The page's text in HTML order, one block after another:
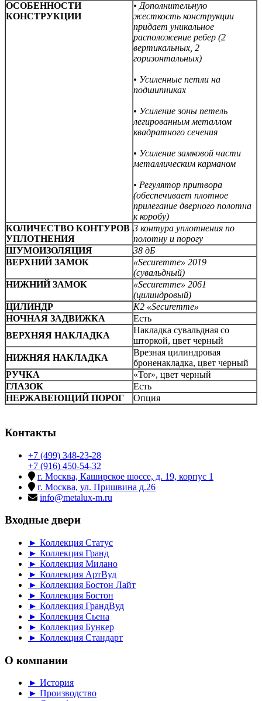
ОСОБЕННОСТИ
КОНСТРУКЦИИ
• Дополнительную
жесткость конструкции
придает уникальное
расположение ребер (2
вертикальных, 2
горизонтальных)
• Усиленные петли на
подшипниках
• Усиление зоны петель
легированным металлом
квадратного сечения
• Усиление замковой части
металлическим карманом
• Регулятор притвора
(обеспечивает плотное
прилегание дверного полотна
к коробу)
КОЛИЧЕСТВО КОНТУРОВ
УПЛОТНЕНИЯ
3 контура уплотнения по
полотну и порогу
ШУМОИЗОЛЯЦИЯ
38 дБ
ВЕРХНИЙ ЗАМОК
«Securemme» 2019
(сувальдный)
НИЖНИЙ ЗАМОК
«Securemme» 2061
(цилиндровый)
ЦИЛИНДР
К2 «Securemme»
НОЧНАЯ ЗАДВИЖКА
Есть
ВЕРХНЯЯ НАКЛАДКА
Накладка сувальдная со
шторкой, цвет черный
НИЖНЯЯ НАКЛАДКА
Врезная цилиндровая
броненакладка, цвет черный
РУЧКА
«Tor», цвет черный
ГЛАЗОК
Есть
НЕРЖАВЕЮЩИЙ ПОРОГ
Опция
Контакты
+7 (499) 348-23-28
+7 (916) 450-54-32
г. Москва, Каширское шоссе, д. 19, корпус 1
г. Москва, ул. Пришвина д.26
info@metalux-m.ru
Входные двери
► Коллекция Статус
► Коллекция Гранд
► Коллекция Милано
► Коллекция АртВуд
► Коллекция Бостон Лайт
► Коллекция Бостон
► Коллекция ГрандВуд
► Коллекция Сьена
► Коллекция Бункер
► Коллекция Стандарт
О компании
► История
► Производство